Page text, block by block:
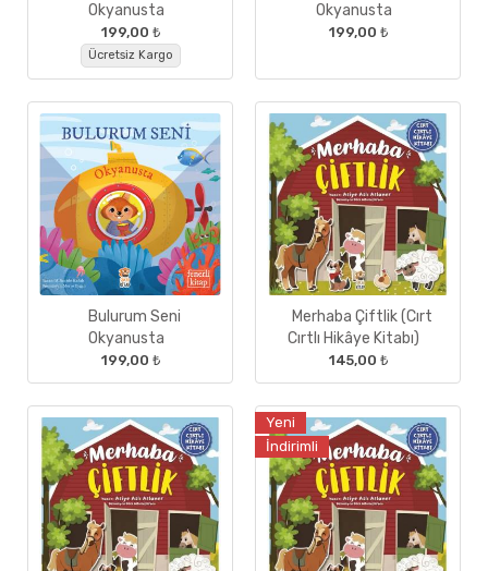
Okyanusta
199,00 ₺
Ücretsiz Kargo
Okyanusta
199,00 ₺
Bulurum Seni
Okyanusta
199,00 ₺
Merhaba Çiftlik (Cırt
Cırtlı Hikâye Kitabı)
145,00 ₺
Yeni
İndirimli